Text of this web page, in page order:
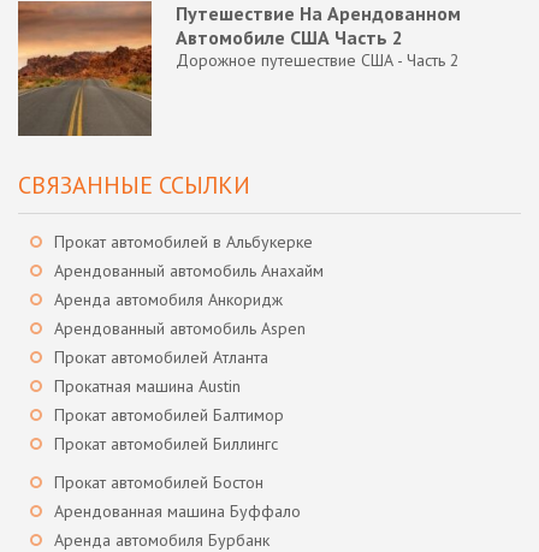
Путешествие На Арендованном
Автомобиле США Часть 2
Дорожное путешествие США - Часть 2
СВЯЗАННЫЕ ССЫЛКИ
Прокат автомобилей в Альбукерке
Арендованный автомобиль Анахайм
Аренда автомобиля Анкоридж
Арендованный автомобиль Aspen
Прокат автомобилей Атланта
Прокатная машина Austin
Прокат автомобилей Балтимор
Прокат автомобилей Биллингс
Прокат автомобилей Бостон
Арендованная машина Буффало
Аренда автомобиля Бурбанк